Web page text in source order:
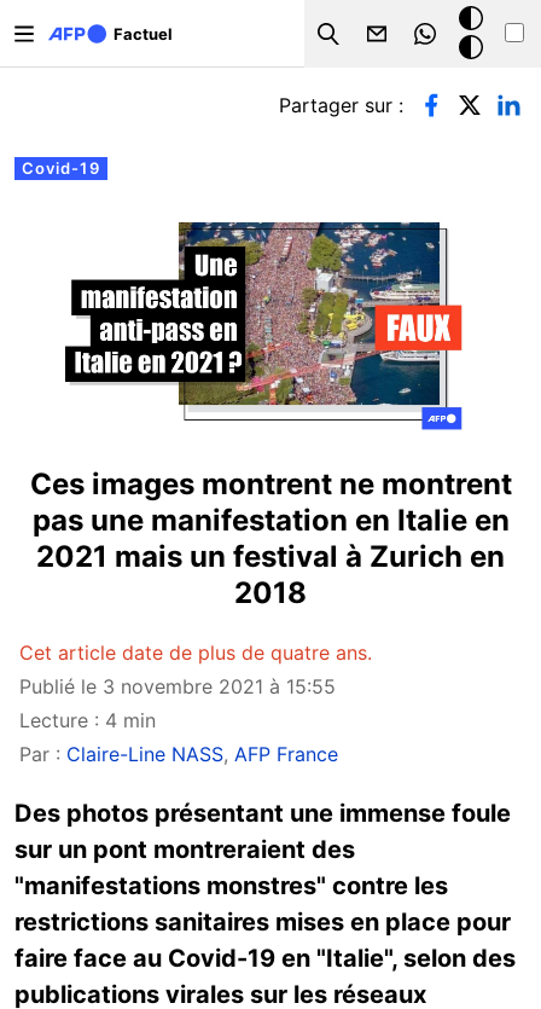
Factuel
Search
Mode
sombre
Onglets principaux
Covid-19
Partager sur :
Ces images montrent ne montrent
pas une manifestation en Italie en
2021 mais un festival à Zurich en
2018
Cet article date de plus de quatre ans.
Publié le 3 novembre 2021 à 15:55
Lecture : 4 min
Par : Claire-Line NASS, AFP France
Des photos présentant une immense foule
sur un pont montreraient des
"manifestations monstres" contre les
restrictions sanitaires mises en place pour
faire face au Covid-19 en "Italie", selon des
publications virales sur les réseaux